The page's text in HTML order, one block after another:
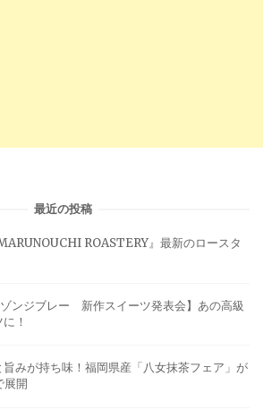
最近の投稿
ROASTERY』最新のロースタ
ゾンジブレー 新作スイーツ発表会】あの高級
！
旨みが持ち味！福岡県産「八女抹茶フェア」が
展開